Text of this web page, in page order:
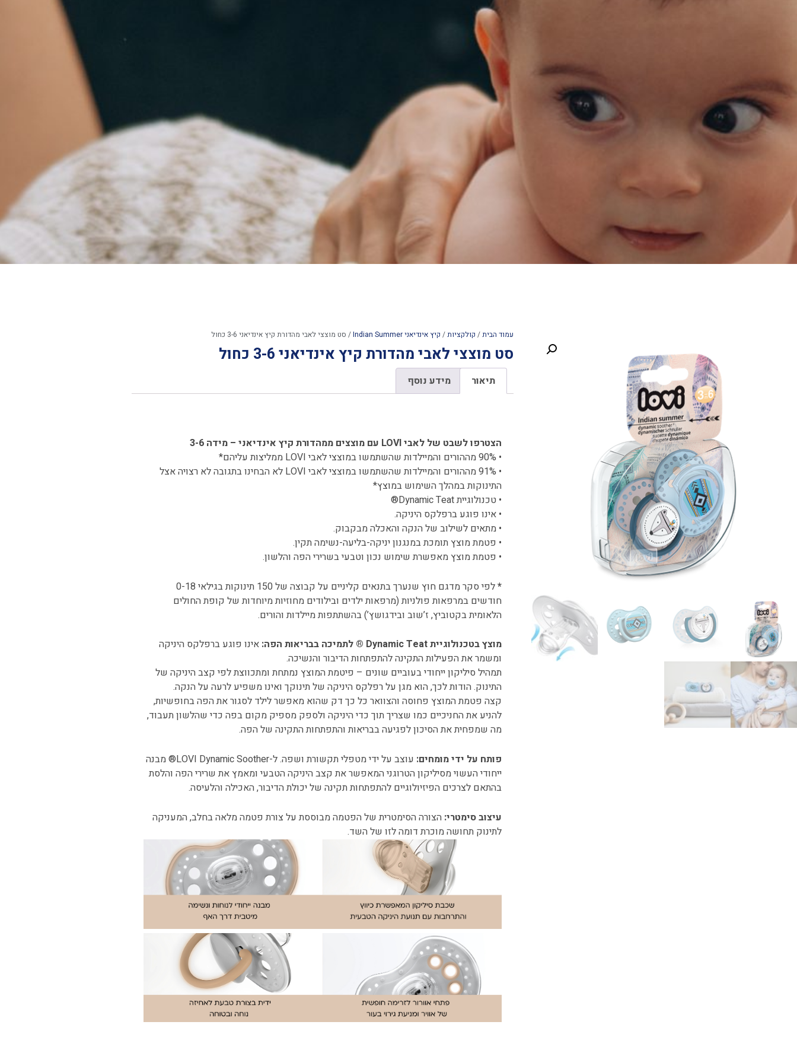
עמוד הבית/ קולקציות/ קיץ אינדיאני Indian Summer / סט מוצצי לאבי מהדורת קיץ אינדיאני 3-6 כחול
סט מוצצי לאבי מהדורת קיץ אינדיאני 3-6 כחול
תיאור מידע נוסף
הצטרפו לשבט של לאבי LOVI עם מוצצים ממהדורת קיץ אינדיאני – מידה 3-6
• 90% מההורים והמיילדות שהשתמשו במוצצי לאבי LOVI ממליצות עליהם*
• 91% מההורים והמיילדות שהשתמשו במוצצי לאבי LOVI לא הבחינו בתגובה לא רצויה אצל
התינוקות במהלך השימוש במוצץ*
• טכנולוגיית Dynamic Teat®
• אינו פוגע ברפלקס היניקה.
• מתאים לשילוב של הנקה והאכלה מבקבוק.
• פטמת מוצץ תומכת במנגנון יניקה-בליעה-נשימה תקין.
• פטמת מוצץ מאפשרת שימוש נכון וטבעי בשרירי הפה והלשון.
*
לפי סקר מדגם חוץ שנערך בתנאים קליניים על קבוצה של 150 תינוקות בגילאי 0-18
חודשים במרפאות פולניות (מרפאות ילדים ובילודים מחוזיות מיוחדות של קופת החולים
הלאומית בקטוביץ, ז’שוב ובידגושץ’) בהשתתפות מיילדות והורים.
מוצץ בטכנולוגיית Dynamic Teat ® לתמיכה בבריאות הפה:
אינו פוגע ברפלקס היניקה
ומשמר את הפעילות התקינה להתפתחות הדיבור והנשיכה.
תמהיל סיליקון ייחודי בעוביים שונים – פיטמת המוצץ נמתחת ומתכווצת לפי קצב היניקה של
התינוק. הודות לכך, הוא מגן על רפלקס היניקה של תינוקך ואינו משפיע לרעה על הנקה.
קצה פטמת המוצץ פחוסה והצוואר כל כך דק שהוא מאפשר לילד לסגור את הפה בחופשיות,
להניע את החניכיים כמו שצריך תוך כדי היניקה ולספק מספיק מקום בפה כדי שהלשון תעבוד,
מה שמפחית את הסיכון לפגיעה בבריאות והתפתחות התקינה של הפה.
פותח על ידי מומחים:
עוצב על ידי מטפלי תקשורת ושפה. ל-LOVI Dynamic Soother® מבנה
ייחודי העשוי מסיליקון הטרוגני המאפשר את קצב היניקה הטבעי ומאמץ את שרירי הפה והלסת
בהתאם לצרכים הפיזיולוגיים להתפתחות תקינה של יכולת הדיבור, האכילה והלעיסה.
עיצוב סימטרי: הצורה הסימטרית של הפטמה מבוססת על צורת פטמה מלאה בחלב, המעניקה
לתינוק תחושה מוכרת דומה לזו של השד.